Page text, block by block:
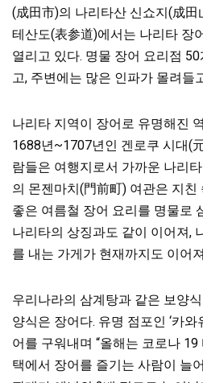
(成田市)의 나리타산 신쇼지(成
테산도(表参道)에서는 나리타 장
열리고 있다. 명물 장어 요리점
고, 주변에는 많은 인파가 몰려들
나리타 지역이 장어로 유명해진
1688년~1707년인 겐로쿠 시대(
람들은 여행지로서 가까운 나리
의 몬젠마치(門前町) 여관은 지친
좋은 여름철 장어 요리를 명물로
나리타의 상징과도 같이 이어져,
를 내는 가게가 현재까지도 이어
우리나라의 삼계탕과 같은 보양
양식은 장어다. 유명 점포인 ‘카
어를 구워내며 “올해는 코로나
택에서 장어를 즐기는 사람이 늘